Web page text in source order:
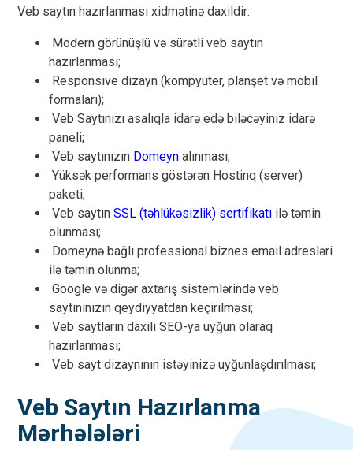
Veb saytın hazırlanması xidmətinə daxildir:
Modern görünüşlü və sürətli veb saytın
hazırlanması;
Responsive dizayn (kompyuter, planşet və mobil
formaları);
Veb Saytınızı asalıqla idarə edə biləcəyiniz idarə
paneli;
Veb saytınızın Domeynalınması;
Yüksək performans göstərən Hostinq (server)
paketi;
Veb saytınSSL (təhlükəsizlik) sertifikatı ilə təmin
olunması;
Domeynə bağlı professional biznes email adresləri
ilə təmin olunma;
Google və digər axtarış sistemlərində veb
saytınınızın qeydiyyatdan keçirilməsi;
Veb saytların daxili SEO-ya uyğun olaraq
hazırlanması;
Veb sayt dizaynının istəyinizə uyğunlaşdırılması;
Veb Saytın Hazırlanma
Mərhələləri